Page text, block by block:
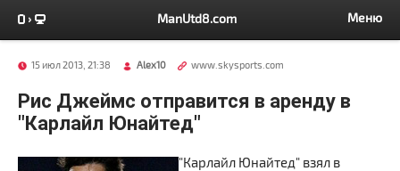
ManUtd8.com Меню
15 июл 2013, 21:38 Alex10 www.skysports.com
Рис Джеймс отправится в аренду в
"Карлайл Юнайтед"
"Карлайл Юнайтед" взял в